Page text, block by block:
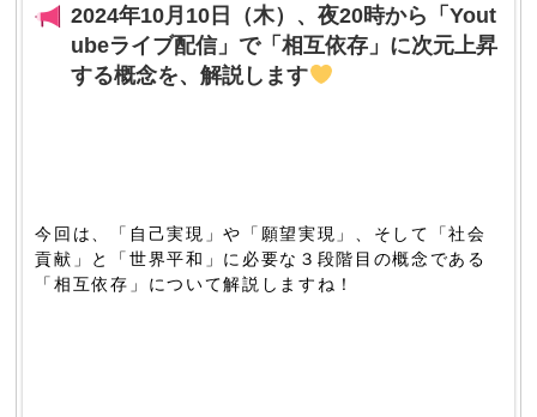
2024年10月10日（木）、夜20時から「Yout
ubeライブ配信」で「相互依存」に次元上昇
する概念を、解説します
今回は、「自己実現」や「願望実現」、そして「社会
貢献」と「世界平和」に必要な３段階目の概念である
「相互依存」について解説しますね！